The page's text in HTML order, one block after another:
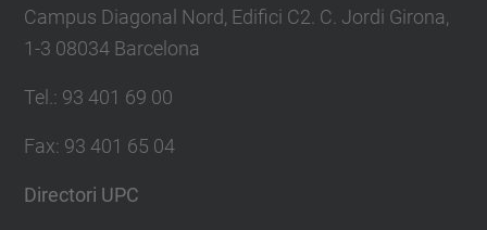
Campus Diagonal Nord, Edifici C2. C. Jordi Girona,
1-3 08034 Barcelona
Tel.: 93 401 69 00
Fax: 93 401 65 04
Directori UPC